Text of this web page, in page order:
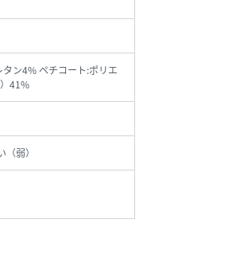
ン4% ペチコート:ポリエ
41%
弱）